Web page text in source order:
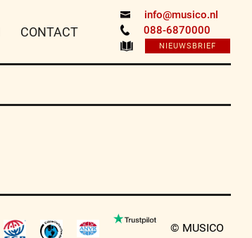
info@musico.nl
088-6870000
NIEUWSBRIEF
CONTACT
© MUSICO